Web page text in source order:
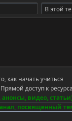
как начать учиться
доступ к
видео,
посвященный